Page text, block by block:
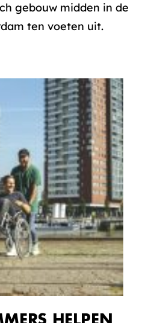
gebouw midden in de
ten voeten uit.
HELPEN